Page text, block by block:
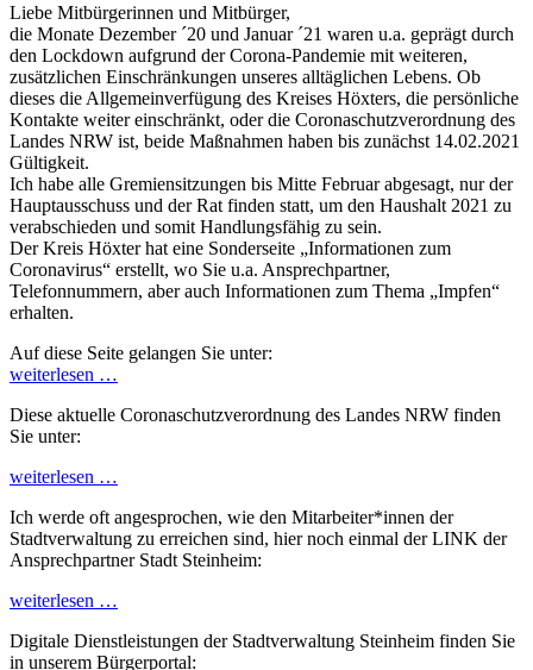
Liebe Mitbürgerinnen und Mitbürger,
die Monate Dezember ´20 und Januar ´21 waren u.a. geprägt durch
den Lockdown aufgrund der Corona-Pandemie mit weiteren,
zusätzlichen Einschränkungen unseres alltäglichen Lebens. Ob
dieses die Allgemeinverfügung des Kreises Höxters, die persönliche
Kontakte weiter einschränkt, oder die Coronaschutzverordnung des
Landes NRW ist, beide Maßnahmen haben bis zunächst 14.02.2021
Gültigkeit.
Ich habe alle Gremiensitzungen bis Mitte Februar abgesagt, nur der
Hauptausschuss und der Rat finden statt, um den Haushalt 2021 zu
verabschieden und somit Handlungsfähig zu sein.
Der Kreis Höxter hat eine Sonderseite „Informationen zum
Coronavirus“ erstellt, wo Sie u.a. Ansprechpartner,
Telefonnummern, aber auch Informationen zum Thema „Impfen“
erhalten.
Auf diese Seite gelangen Sie unter:
weiterlesen …
Diese aktuelle Coronaschutzverordnung des Landes NRW finden
Sie unter:
weiterlesen …
Ich werde oft angesprochen, wie den Mitarbeiter*innen der
Stadtverwaltung zu erreichen sind, hier noch einmal der LINK der
Ansprechpartner Stadt Steinheim:
weiterlesen …
Digitale Dienstleistungen der Stadtverwaltung Steinheim finden Sie
in unserem Bürgerportal: